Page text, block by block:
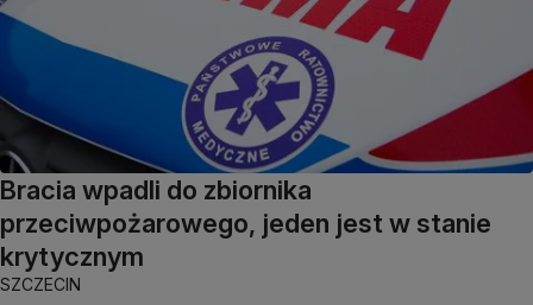
Bracia wpadli do zbiornika
przeciwpożarowego, jeden jest w stanie
krytycznym
SZCZECIN